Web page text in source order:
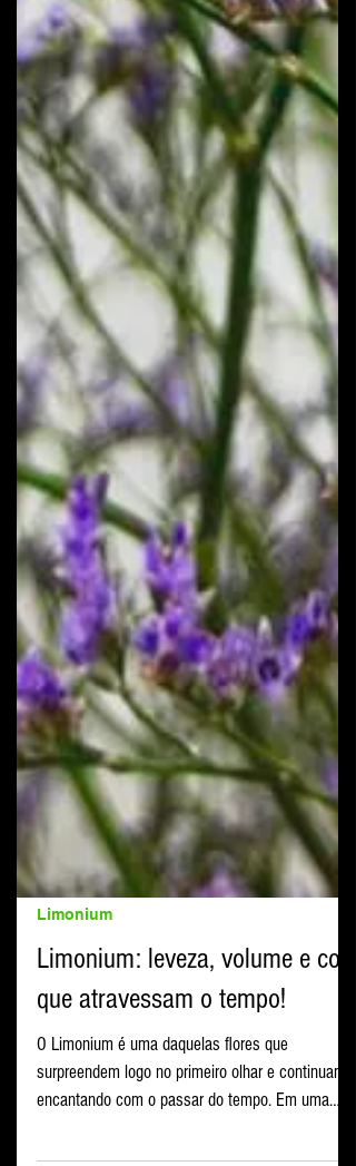
Limonium
Limonium: leveza, volume e cor
que atravessam o tempo!
O Limonium é uma daquelas flores que
surpreendem logo no primeiro olhar e continuam